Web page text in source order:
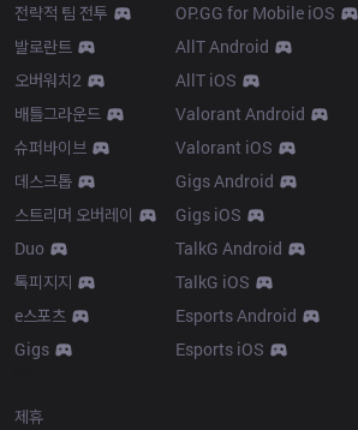
전략적 팀 전투
발로란트
오버워치2
배틀그라운드
슈퍼바이브
데스크톱
스트리머 오버레이
Duo
톡피지지
e스포츠
Gigs
OP.GG for Mobile iOS
AllT Android
AllT iOS
Valorant Android
Valorant iOS
Gigs Android
Gigs iOS
TalkG Android
TalkG iOS
Esports Android
Esports iOS
제휴